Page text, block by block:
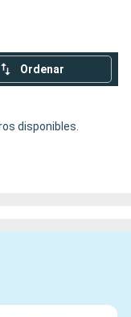
Ordenar
disponibles.